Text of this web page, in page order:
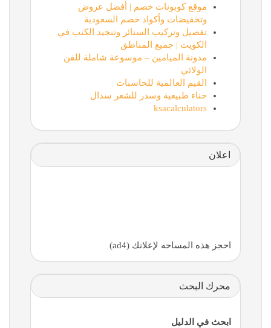
موقع كوبونات خصم | أفضل عروض
وتخفيضات وأكواد خصم السعودية
تفصيل وتركيب الستائر وتنجيد الكنب في
الكويت | جميع المناطق
مدونة الميامين – موسوعة شاملة للفن
الولائي
القيم العالمية للحاسبات
حناء طبيعية وسدر للشعر سدال
ksacalculators
اعلان
احجز هذه المساحه لإعلانك (ad4)
محرك البحث
ابحث في الدليل